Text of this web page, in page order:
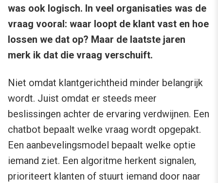
was ook logisch. In veel organisaties was de
vraag vooral: waar loopt de klant vast en hoe
lossen we dat op? Maar de laatste jaren
merk ik dat die vraag verschuift.
Niet omdat klantgerichtheid minder belangrijk
wordt. Juist omdat er steeds meer
beslissingen achter de ervaring verdwijnen. Een
chatbot bepaalt welke vraag wordt opgepakt.
Een aanbevelingsmodel bepaalt welke optie
iemand ziet. Een algoritme herkent signalen,
prioriteert klanten of stuurt iemand door naar